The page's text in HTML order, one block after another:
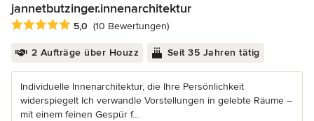
jannetbutzinger.innenarchitektur
Durchschnittliche Bewertung: 5 von 5 Sternen
5,0 (10 Bewertungen)
2 Aufträge über Houzz Seit 35 Jahren tätig
Individuelle Innenarchitektur, die Ihre Persönlichkeit
widerspiegelt Ich verwandle Vorstellungen in gelebte Räume –
mit einem feinen Gespür f...